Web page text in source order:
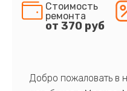
Стоимость
ремонта
от 370 руб
Добро пожаловать в